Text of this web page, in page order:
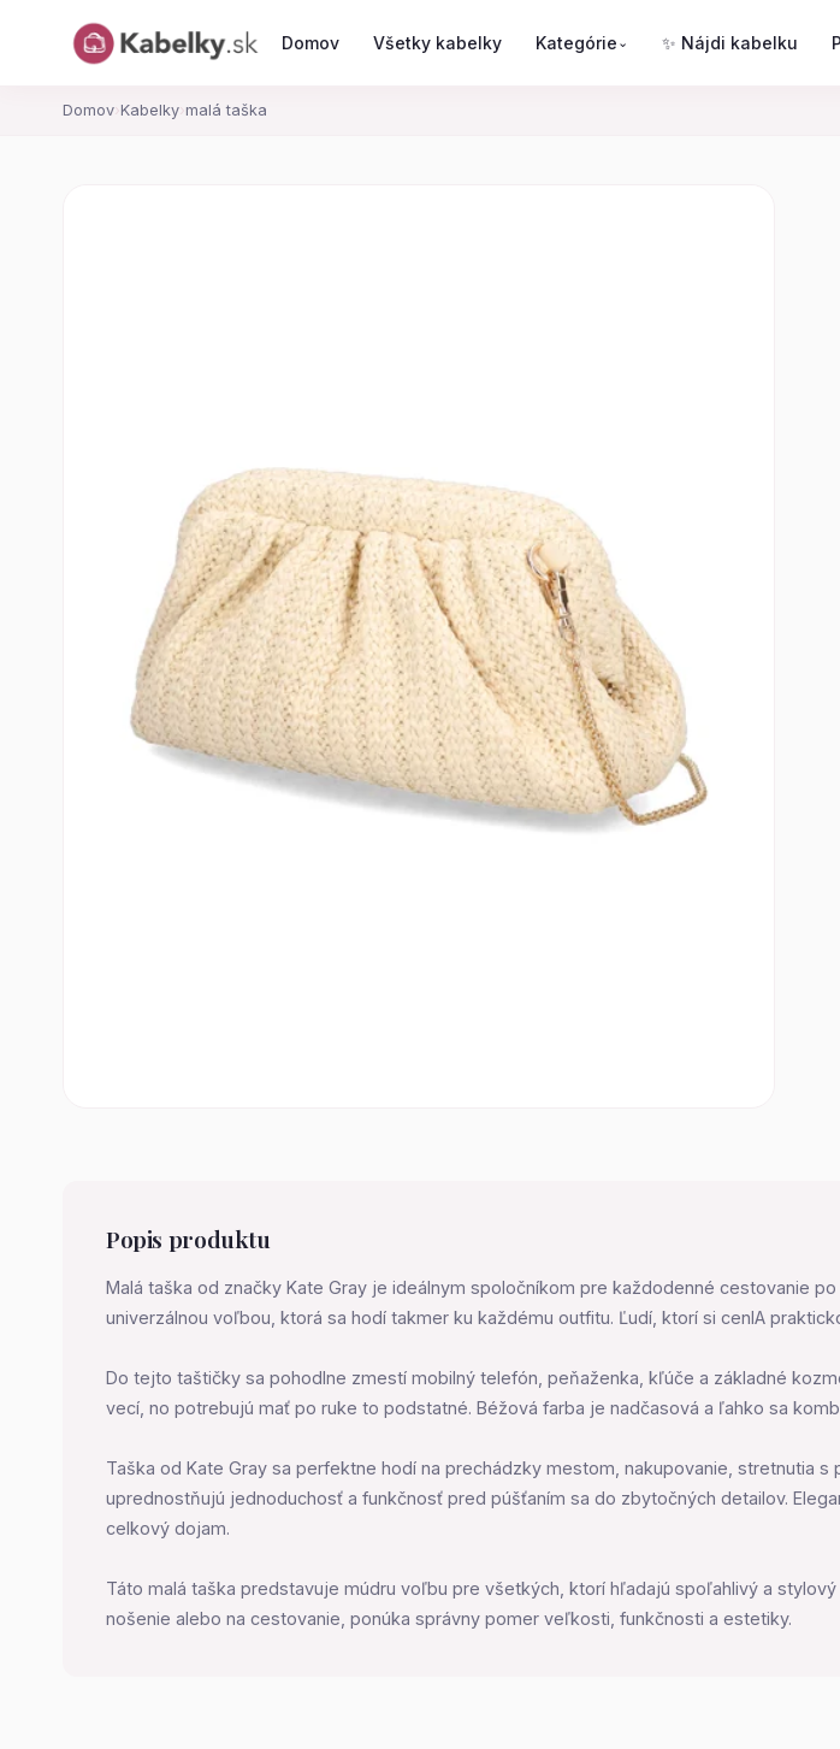
Domov Všetky kabelky Kategórie ⌄ ✨ Nájdi kabelku
Domov› Kabelky› malá taška
Popis produktu
Malá taška od značky Kate Gray je ideálnym spoločníkom pre každodenné cestovanie
univerzálnou voľbou, ktorá sa hodí takmer ku každému outfitu. Ľudí, ktorí si cenIA
Do tejto taštičky sa pohodlne zmestí mobilný telefón, peňaženka, kľúče a základné
vecí, no potrebujú mať po ruke to podstatné. Béžová farba je nadčasová a ľahko sa
Taška od Kate Gray sa perfektne hodí na prechádzky mestom, nakupovanie, stretnutia
uprednostňujú jednoduchosť a funkčnosť pred púšťaním sa do zbytočných detailov.
celkový dojam.
Táto malá taška predstavuje múdru voľbu pre všetkých, ktorí hľadajú spoľahlivý a
nošenie alebo na cestovanie, ponúka správny pomer veľkosti, funkčnosti a estetiky.